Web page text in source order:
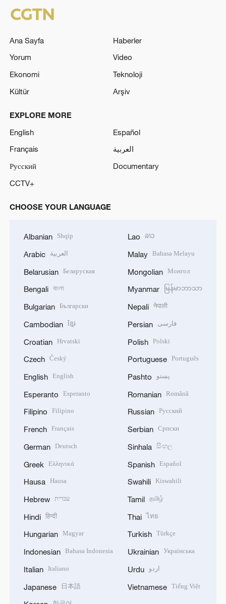
Ana Sayfa
Haberler
Yorum
Video
Ekonomi
Teknoloji
Kültür
Arşiv
EXPLORE MORE
English
Español
Français
العربية
Русский
Documentary
CCTV+
CHOOSE YOUR LANGUAGE
Albanian Shqip
Arabic العربية
Belarusian Беларуская
Bengali বাংলা
Bulgarian Български
Cambodian ខ្មែរ
Croatian Hrvatski
Czech Český
English English
Esperanto Esperanto
Filipino Filipino
French Français
German Deutsch
Greek Ελληνικά
Hausa Hausa
Hebrew עברית
Hindi हिन्दी
Hungarian Magyar
Indonesian Bahasa Indonesia
Italian Italiano
Japanese 日本語
Lao ລາວ
Malay Bahasa Melayu
Mongolian Монгол
Myanmar မြန်မာဘာသာ
Nepali नेपाली
Persian فارسی
Polish Polski
Portuguese Português
Pashto پښتو
Romanian Română
Russian Русский
Serbian Српски
Sinhala සිංහල
Spanish Español
Swahili Kiswahili
Tamil தமிழ்
Thai ไทย
Turkish Türkçe
Ukrainian Українська
Urdu اردو
Vietnamese Tiếng Việt